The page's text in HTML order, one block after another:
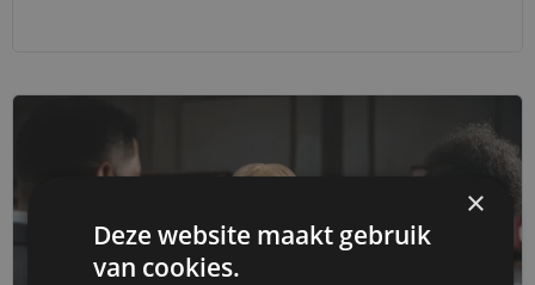
×
Deze website maakt gebruik
van cookies.